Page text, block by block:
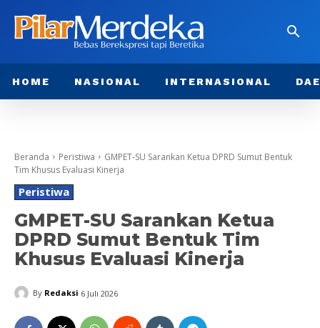
HOME NASIONAL INTERNASIONAL
Beranda Peristiwa
GMPET-SU Sarankan Ketua DPRD Sumut Bentuk
Tim Khusus Evaluasi Kinerja
Peristiwa
GMPET-SU Sarankan Ketua
DPRD Sumut Bentuk Tim
Khusus Evaluasi Kinerja
By Redaksi 6 Juli 2026